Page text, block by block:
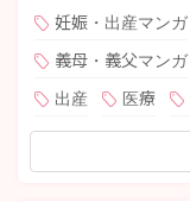
妊娠・出産マンガ
義母・義父マンガ
出産
医療